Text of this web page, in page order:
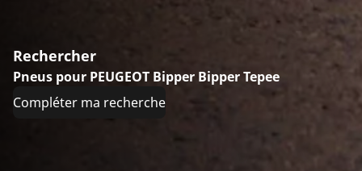
Rechercher
Pneus pour PEUGEOT Bipper Bipper Tepee
Compléter ma recherche